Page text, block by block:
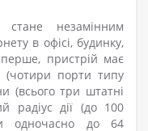
стане незамінним
в офісі, будинку,
пристрій має
(чотири порти типу
(всього три штатні
радіус дії (до 100
одночасно до 64